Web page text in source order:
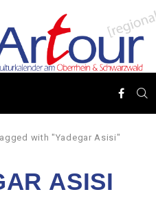
with "Yadegar Asisi"
ASISI